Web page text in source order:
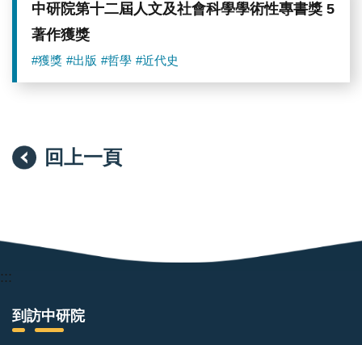
中研院第十二屆人文及社會科學學術性專書獎 5
著作獲獎
#獲獎 #出版 #哲學 #近代史
回上一頁
:::
到訪中研院